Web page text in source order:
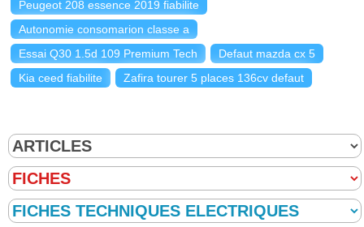
ParAdmin
ADMINISTRATEUR DU SITE
(2021-06-17 15:50:59) : 1541222 euros.
(Votre post sera visible sous le commentaire)
Parben95(Date : 2021-01-23 10:36:10)
Peugeot 208 essence 2019 fiabilite
Autonomie consomarion classe a
Essai Q30 1.5d 109 Premium Tech
Defaut mazda cx 5
Kia ceed fiabilite
Zafira tourer 5 places 136cv defaut